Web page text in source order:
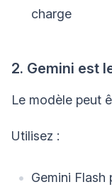
charge
2. Gemini est
Le modèle peut
Utilisez :
Gemini Flash